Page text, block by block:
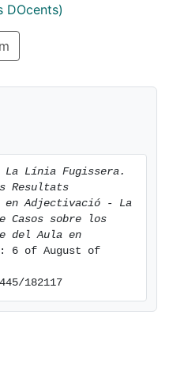
DOcents)
La Línia Fugissera.
Resultats
en Adjectivació - La
Casos sobre los
del Aula en
6 of August of
182117